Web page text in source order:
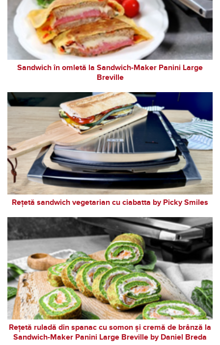
Sandwich în omletă la Sandwich-Maker Panini Large
Breville
Rețetă sandwich vegetarian cu ciabatta by Picky Smiles
Rețetă ruladă din spanac cu somon și cremă de brânză la
Sandwich-Maker Panini Large Breville by Daniel Breda